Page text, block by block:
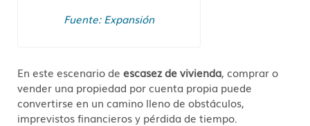
Fuente: Expansión
En este escenario de escasez de vivienda, comprar o
vender una propiedad por cuenta propia puede
convertirse en un camino lleno de obstáculos,
imprevistos financieros y pérdida de tiempo.